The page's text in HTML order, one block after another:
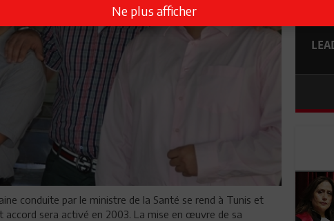
conduite par le ministre de la Santé se rend à Tunis et
sera activé en 2003. La mise en œuvre de sa
Ne plus afficher